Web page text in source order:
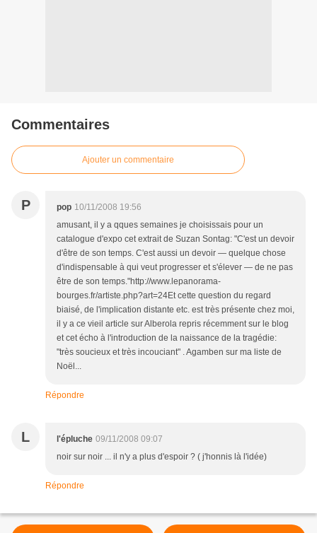
Commentaires
Ajouter un commentaire
P pop 10/11/2008 19:56
amusant, il y a qques semaines je choisissais pour un
catalogue d'expo cet extrait de Suzan Sontag: "C'est un devoir
d'être de son temps. C'est aussi un devoir — quelque chose
d'indispensable à qui veut progresser et s'élever — de ne pas
être de son temps."http://www.lepanorama-
bourges.fr/artiste.php?art=24Et cette question du regard
biaisé, de l'implication distante etc. est très présente chez moi,
il y a ce vieil article sur Alberola repris récemment sur le blog
et cet écho à l'introduction de la naissance de la tragédie:
"très soucieux et très incouciant" . Agamben sur ma liste de
Noël...
Répondre
L l'épluche 09/11/2008 09:07
noir sur noir ... il n'y a plus d'espoir ? ( j'honnis là l'idée)
Répondre